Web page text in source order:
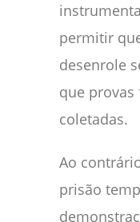
permitir
desenrole
que
coletadas.
Ao
prisão